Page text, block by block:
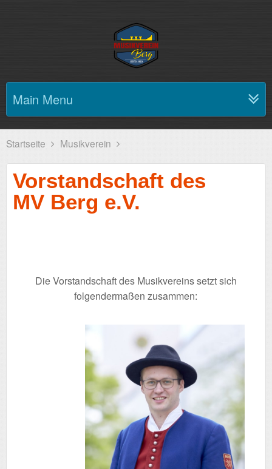
Main Menu
Startseite Musikverein
Vorstandschaft des
MV Berg e.V.
Die Vorstandschaft des Musikvereins setzt sich
folgendermaßen zusammen: